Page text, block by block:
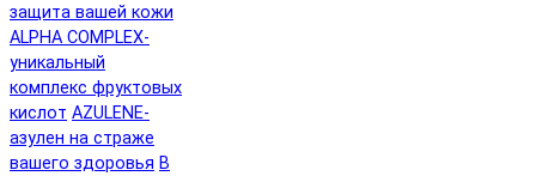
защита вашей кожи
ALPHA COMPLEX-
уникальный
комплекс фруктовых
кислот AZULENE-
азулен на страже
вашего здоровья B